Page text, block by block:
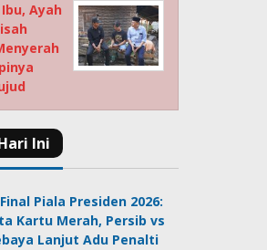
Ayah
Piala Presiden 2026:
Kartu Merah, Persib vs
Lanjut Adu Penalti